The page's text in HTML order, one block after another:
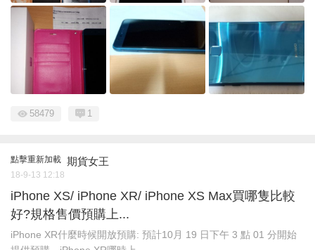
58479 1
點擊重新加載 期貨女王
18-9-13 12:18
iPhone XS/ iPhone XR/ iPhone XS Max買哪隻比較
好?規格售價預購上...
iPhone XR什麼時候開放預購: 預計10月 19 日下午 3 點 01 分開始